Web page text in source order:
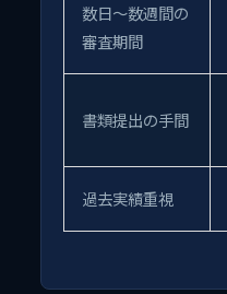
数日〜数週間の
審査期間
書類提出の手間
過去実績重視